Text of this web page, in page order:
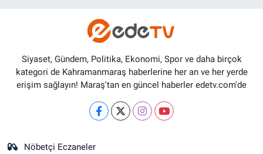
Siyaset, Gündem, Politika, Ekonomi, Spor ve daha birçok
kategori de Kahramanmaraş haberlerine her an ve her yerde
erişim sağlayın! Maraş'tan en güncel haberler edetv.com'de
Nöbetçi Eczaneler